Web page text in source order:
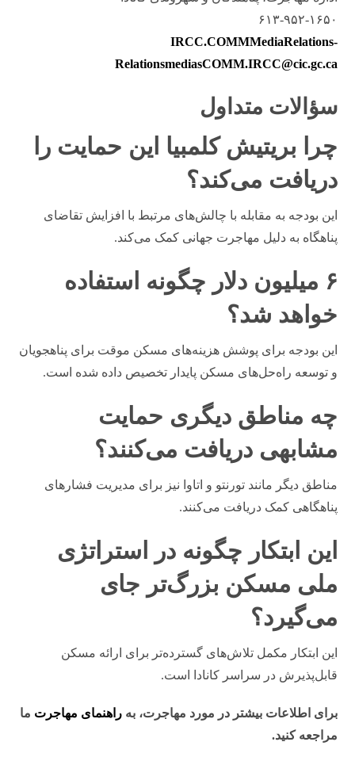
۶۱۳-۹۵۲-۱۶۵۰
IRCC.COMMMediaRelations-
RelationsmediasCOMM.IRCC@cic.gc.ca
سؤالات متداول
چرا بریتیش کلمبیا این حمایت را
دریافت می‌کند؟
این بودجه به مقابله با چالش‌های مرتبط با افزایش تقاضای
پناهگاه به دلیل مهاجرت جهانی کمک می‌کند.
۶ میلیون دلار چگونه استفاده
خواهد شد؟
این بودجه برای پوشش هزینه‌های مسکن موقت برای پناهجویان
و توسعه راه‌حل‌های مسکن پایدار تخصیص داده شده است.
چه مناطق دیگری حمایت
مشابهی دریافت می‌کنند؟
مناطق دیگر مانند تورنتو و اتاوا نیز برای مدیریت فشارهای
پناهگاهی کمک دریافت می‌کنند.
این ابتکار چگونه در استراتژی
ملی مسکن بزرگ‌تر جای
می‌گیرد؟
این ابتکار مکمل تلاش‌های گسترده‌تر برای ارائه مسکن
قابل‌پذیرش در سراسر کانادا است.
برای اطلاعات بیشتر در مورد مهاجرت، بهراهنمای مهاجرت ما
مراجعه کنید.